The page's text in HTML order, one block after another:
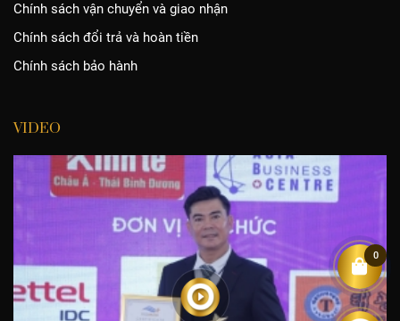
Chính sách vận chuyển và giao nhận
Chính sách đổi trả và hoàn tiền
Chính sách bảo hành
VIDEO
0